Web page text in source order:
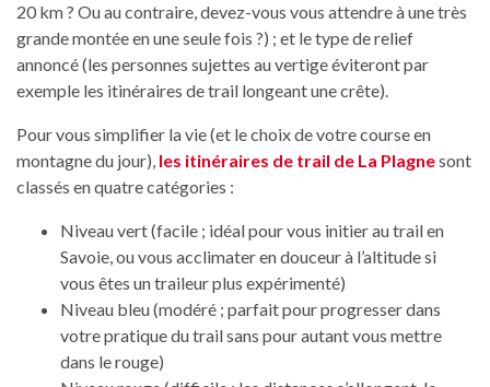
20 km ? Ou au contraire, devez-vous vous attendre à une très
grande montée en une seule fois ?) ; et le type de relief
annoncé (les personnes sujettes au vertige éviteront par
exemple les itinéraires de trail longeant une crête).
Pour vous simplifier la vie (et le choix de votre course en
montagne du jour), les itinéraires de trail de La Plagnesont
classés en quatre catégories :
Niveau vert (facile ; idéal pour vous initier au trail en
Savoie, ou vous acclimater en douceur à l’altitude si
vous êtes un traileur plus expérimenté)
Niveau bleu (modéré ; parfait pour progresser dans
votre pratique du trail sans pour autant vous mettre
dans le rouge)